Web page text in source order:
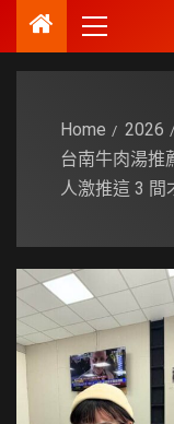
Home 2026
台南牛肉湯推
人激推這 3 間